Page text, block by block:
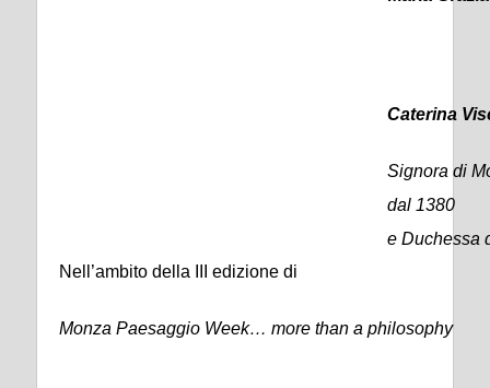
Caterina
Signora di
dal 1380
e Duchessa
Nell’ambito della III edizione di
Monza Paesaggio Week… more than a philosophy